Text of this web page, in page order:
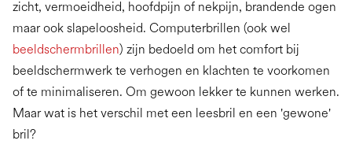
zicht, vermoeidheid, hoofdpijn of nekpijn, brandende ogen
maar ook slapeloosheid. Computerbrillen (ook wel
beeldschermbrillen) zijn bedoeld om het comfort bij
beeldschermwerk te verhogen en klachten te voorkomen
of te minimaliseren. Om gewoon lekker te kunnen werken.
Maar wat is het verschil met een leesbril en een 'gewone'
bril?